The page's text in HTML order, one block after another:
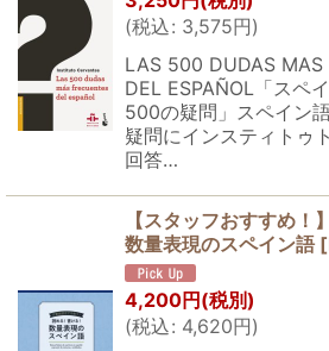
(税込: 3,575円)
LAS 500 DUDAS MAS
DEL ESPAÑOL「スペ
500の疑問」スペイン
疑問にインスティトゥ
回答…
【スタッフおすすめ！
数量表現のスペイン語 [
4,200円 (税別)
(税込: 4,620円)